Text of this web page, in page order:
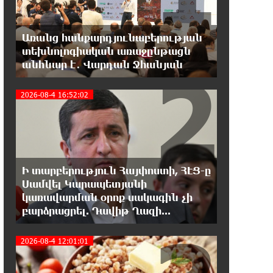
պարունակությունը գրեթե ամբողջ
շաբաթ գերազանցել է թույլատրելի սահմանը
18:40:08 8-08-2026
Իրանը պատրաստ է բացել
ընդունի հանրապետության պայմանները
18:21:30 8-08-2026
Երևանում անցկացվել է
հաշմանդամություն ունեցող
անձանց միջազգային մարզական փառատոն
18:02:58 8-08-2026
Դմիտրի Մեդվեդև. Արևմուտքի
նկատմամբ կրկնում է վրացական սցենարը
Առանց հանքարդյունաբերության
տեխնոլոգիական առաջընթացն
անհնար է․ Վարդան Ջհանյան
2026-08-4 16:52:02
Ի տարբերություն Հայփոստի, ՀԷՑ-ը
Սամվել Կարապետյանի
կառավարման օրոք սակագին չի
բարձրացրել. Դավիթ Ղազի...
2
2026-08-4 12:01:01